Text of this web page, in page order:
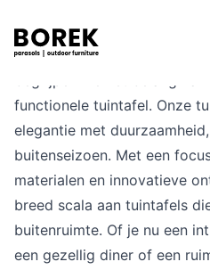
Producten
Alle
Tafels
Lounge
Collecties
Merken
Borek
Max &
Projecten
Zoek
Op zoek naar de perfecte
functionele tuintafel. Onze
elegantie met
buitenseizoen. Met een
materialen en innovatieve
breed scala aan tuintafels
buitenruimte. Of je nu een
een gezellig diner of een